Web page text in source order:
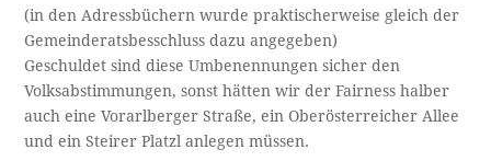
(in den Adressbüchern wurde praktischerweise gleich der
Gemeinderatsbesschluss dazu angegeben)
Geschuldet sind diese Umbenennungen sicher den
Volksabstimmungen, sonst hätten wir der Fairness halber
auch eine Vorarlberger Straße, ein Oberösterreicher Allee
und ein Steirer Platzl anlegen müssen.